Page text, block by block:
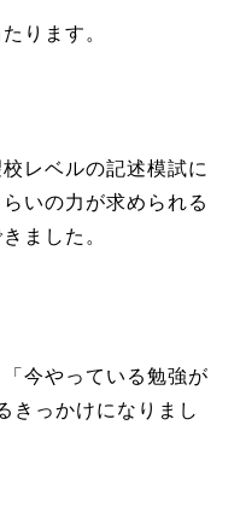
ります。
レベルの記述模試に
いの力が求められる
ました。
今やっている勉強が
きっかけになりまし